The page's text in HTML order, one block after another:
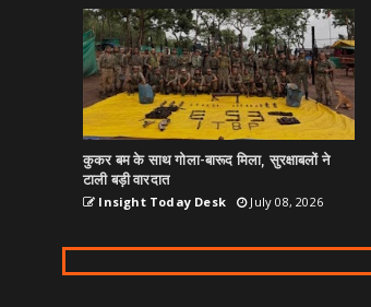
कुकर बम के साथ गोला-बारूद मिला, सुरक्षाबलों ने
टाली बड़ी वारदात
Insight Today Desk July 08, 2026